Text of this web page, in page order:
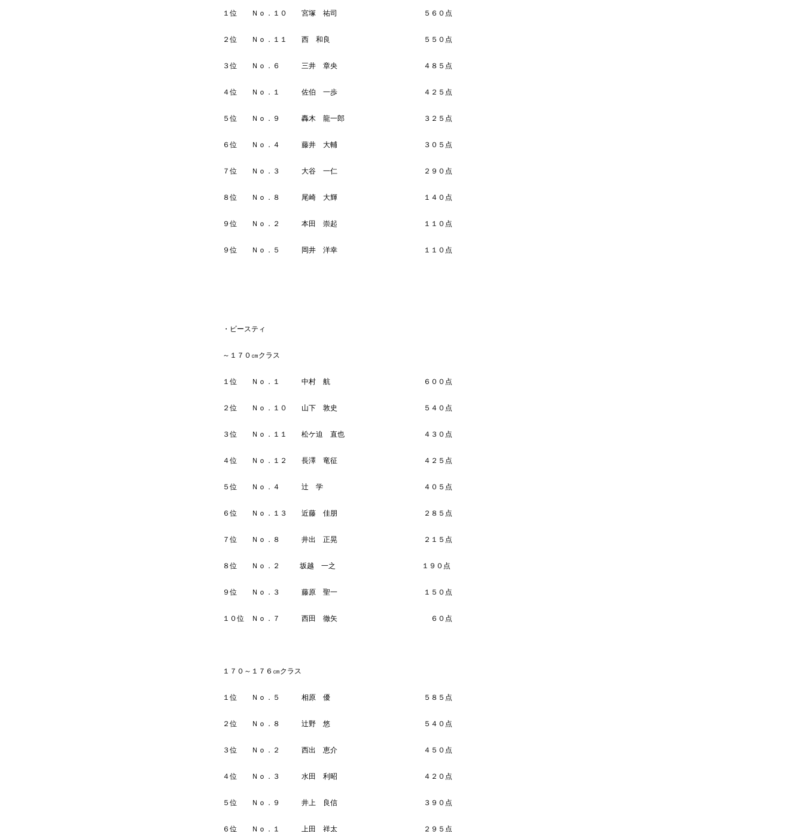
１位 Ｎｏ．１０ 宮塚 祐司 ５６０点
２位 Ｎｏ．１１ 西 和良 ５５０点
３位 Ｎｏ．６ 三井 章央 ４８５点
４位 Ｎｏ．１ 佐伯 一歩 ４２５点
５位 Ｎｏ．９ 轟木 龍一郎 ３２５点
６位 Ｎｏ．４ 藤井 大輔 ３０５点
７位 Ｎｏ．３ 大谷 一仁 ２９０点
８位 Ｎｏ．８ 尾崎 大輝 １４０点
９位 Ｎｏ．２ 本田 崇起 １１０点
９位 Ｎｏ．５ 岡井 洋幸 １１０点
・ビースティ
～１７０㎝クラス
１位 Ｎｏ．１ 中村 航 ６００点
２位 Ｎｏ．１０ 山下 敦史 ５４０点
３位 Ｎｏ．１１ 松ケ迫 直也 ４３０点
４位 Ｎｏ．１２ 長澤 竜征 ４２５点
５位 Ｎｏ．４ 辻 学 ４０５点
６位 Ｎｏ．１３ 近藤 佳朋 ２８５点
７位 Ｎｏ．８ 井出 正晃 ２１５点
８位 Ｎｏ．２ 坂越 一之 １９０点
９位 Ｎｏ．３ 藤原 聖一 １５０点
１０位 Ｎｏ．７ 西田 徹矢 ６０点
１７０～１７６㎝クラス
１位 Ｎｏ．５ 相原 優 ５８５点
２位 Ｎｏ．８ 辻野 悠 ５４０点
３位 Ｎｏ．２ 西出 恵介 ４５０点
４位 Ｎｏ．３ 水田 利昭 ４２０点
５位 Ｎｏ．９ 井上 良信 ３９０点
６位 Ｎｏ．１ 上田 祥太 ２９５点